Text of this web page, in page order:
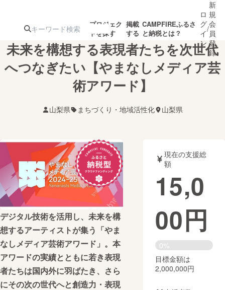
プロジェク
トを探す
注目の新着プロ募集終了が近いプ
テクノロジー・ガジェット
映像・映画 書籍・雑誌
ビジネス・起業 チャレンジ
まちづくり・地域活性化
CAMPFIRE for Social Good
CAMPFIRE Creation
掲載
する
CAMPFIREふるさ
と納税とは？
ロ
グ
イ
ン
/
新
規
会
員
登
録
未来を構想する表現者たちを次世代
へつなぎたい【やまなしメディア芸
術アワード】
山梨県 まちづくり・地域活性化 山梨県
デジタル技術を活用し、未来を構
想するアーティストが集う「やま
なしメディア芸術アワード」。本
アワードの実績とともに若き表現
者たちは国内外に羽ばたき、さら
にその次の世代へと創造力・表現
現在の支援総
額
15,0
00円
0%
目標金額は
2,000,000円